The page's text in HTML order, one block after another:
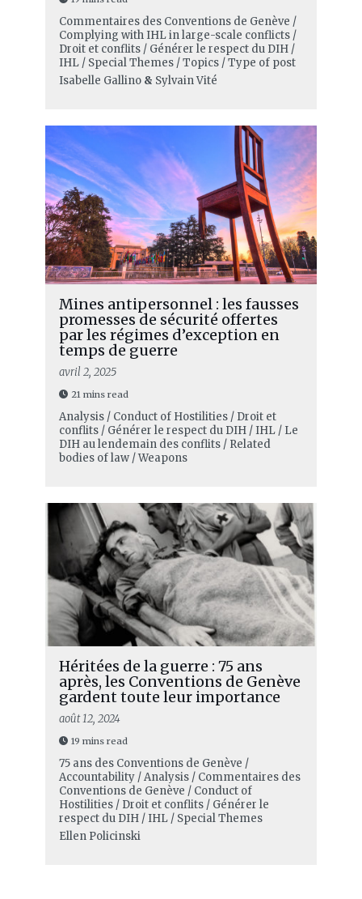
Commentaires des Conventions de Genève /
Complying with IHL in large-scale conflicts /
Droit et conflits / Générer le respect du DIH /
IHL / Special Themes / Topics / Type of post
Isabelle Gallino& Sylvain Vité
Mines antipersonnel : les fausses
promesses de sécurité offertes
par les régimes d’exception en
temps de guerre
avril 2, 2025
21 mins read
Analysis / Conduct of Hostilities / Droit et
conflits / Générer le respect du DIH / IHL / Le
DIH au lendemain des conflits / Related
bodies of law / Weapons
Héritées de la guerre : 75 ans
après, les Conventions de Genève
gardent toute leur importance
août 12, 2024
19 mins read
75 ans des Conventions de Genève /
Accountability / Analysis / Commentaires des
Conventions de Genève / Conduct of
Hostilities / Droit et conflits / Générer le
respect du DIH / IHL / Special Themes
Ellen Policinski